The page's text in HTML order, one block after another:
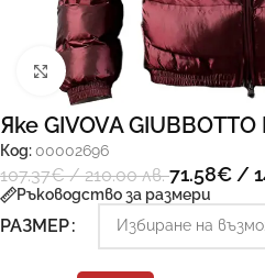
Увеличи
Яке GIVOVA
Код: 00002696
107.37€/ 210.00 лв.71.58€ /
Ръководство за размери
РАЗМЕР